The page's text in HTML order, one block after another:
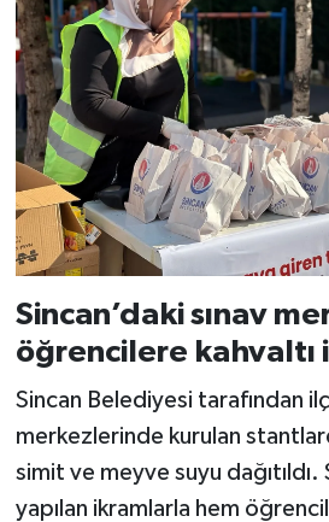
Sincan’daki sınav
öğrencilere kahvaltı
Sincan Belediyesi tarafından
merkezlerinde kurulan
simit ve meyve suyu dağıtıldı.
yapılan ikramlarla hem